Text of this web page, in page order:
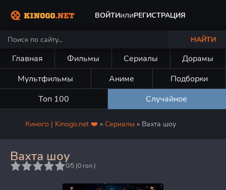
ВОЙТИилиРЕГИСТРАЦИЯ
НАЙТИ
Главная Фильмы Сериалы
Дорамы
Мультфильмы
Аниме
Подборки
Топ 100
Случайное
Киного | Kinogo.net ❤️ » Сериалы » Вахта шоу
Вахта шоу
0/5 (0 гол.)